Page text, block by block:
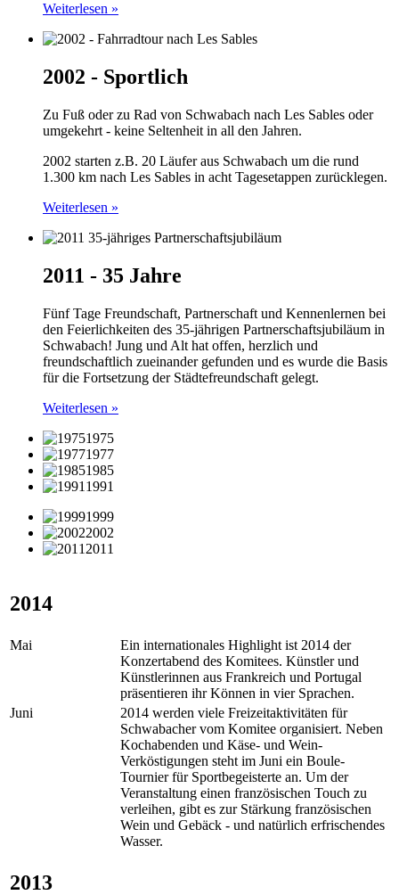
Weiterlesen »
2002 - Sportlich
Zu Fuß oder zu Rad von Schwabach nach Les Sables oder
umgekehrt - keine Seltenheit in all den Jahren.
2002 starten z.B. 20 Läufer aus Schwabach um die rund
1.300 km nach Les Sables in acht Tagesetappen zurücklegen.
Weiterlesen »
2011 - 35 Jahre
Fünf Tage Freundschaft, Partnerschaft und Kennenlernen bei
den Feierlichkeiten des 35-jährigen Partnerschaftsjubiläum in
Schwabach! Jung und Alt hat offen, herzlich und
freundschaftlich zueinander gefunden und es wurde die Basis
für die Fortsetzung der Städtefreundschaft gelegt.
Weiterlesen »
1975
1977
1985
1991
1999
2002
2011
2014
Mai
Ein internationales Highlight ist 2014 der
Konzertabend des Komitees. Künstler und
Künstlerinnen aus Frankreich und Portugal
präsentieren ihr Können in vier Sprachen.
Juni
2014 werden viele Freizeitaktivitäten für
Schwabacher vom Komitee organisiert. Neben
Kochabenden und Käse- und Wein-
Verköstigungen steht im Juni ein Boule-
Tournier für Sportbegeisterte an. Um der
Veranstaltung einen französischen Touch zu
verleihen, gibt es zur Stärkung französischen
Wein und Gebäck - und natürlich erfrischendes
Wasser.
2013